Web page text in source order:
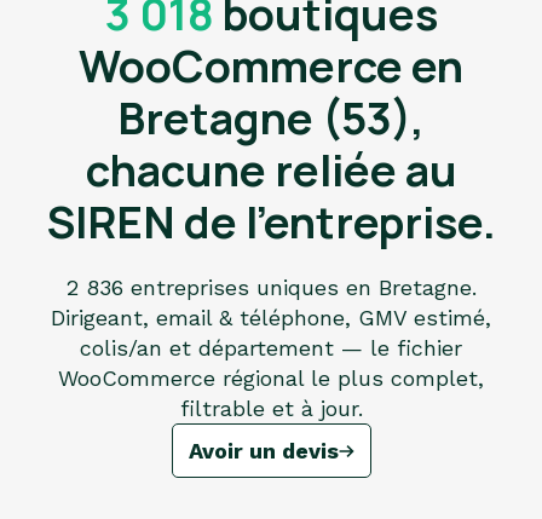
3 018 boutiques
WooCommerce en
Bretagne (53),
chacune reliée au
SIREN de l'entreprise.
2 836 entreprises uniques en Bretagne.
Dirigeant, email & téléphone, GMV estimé,
colis/an et département — le fichier
WooCommerce régional le plus complet,
filtrable et à jour.
Avoir un devis